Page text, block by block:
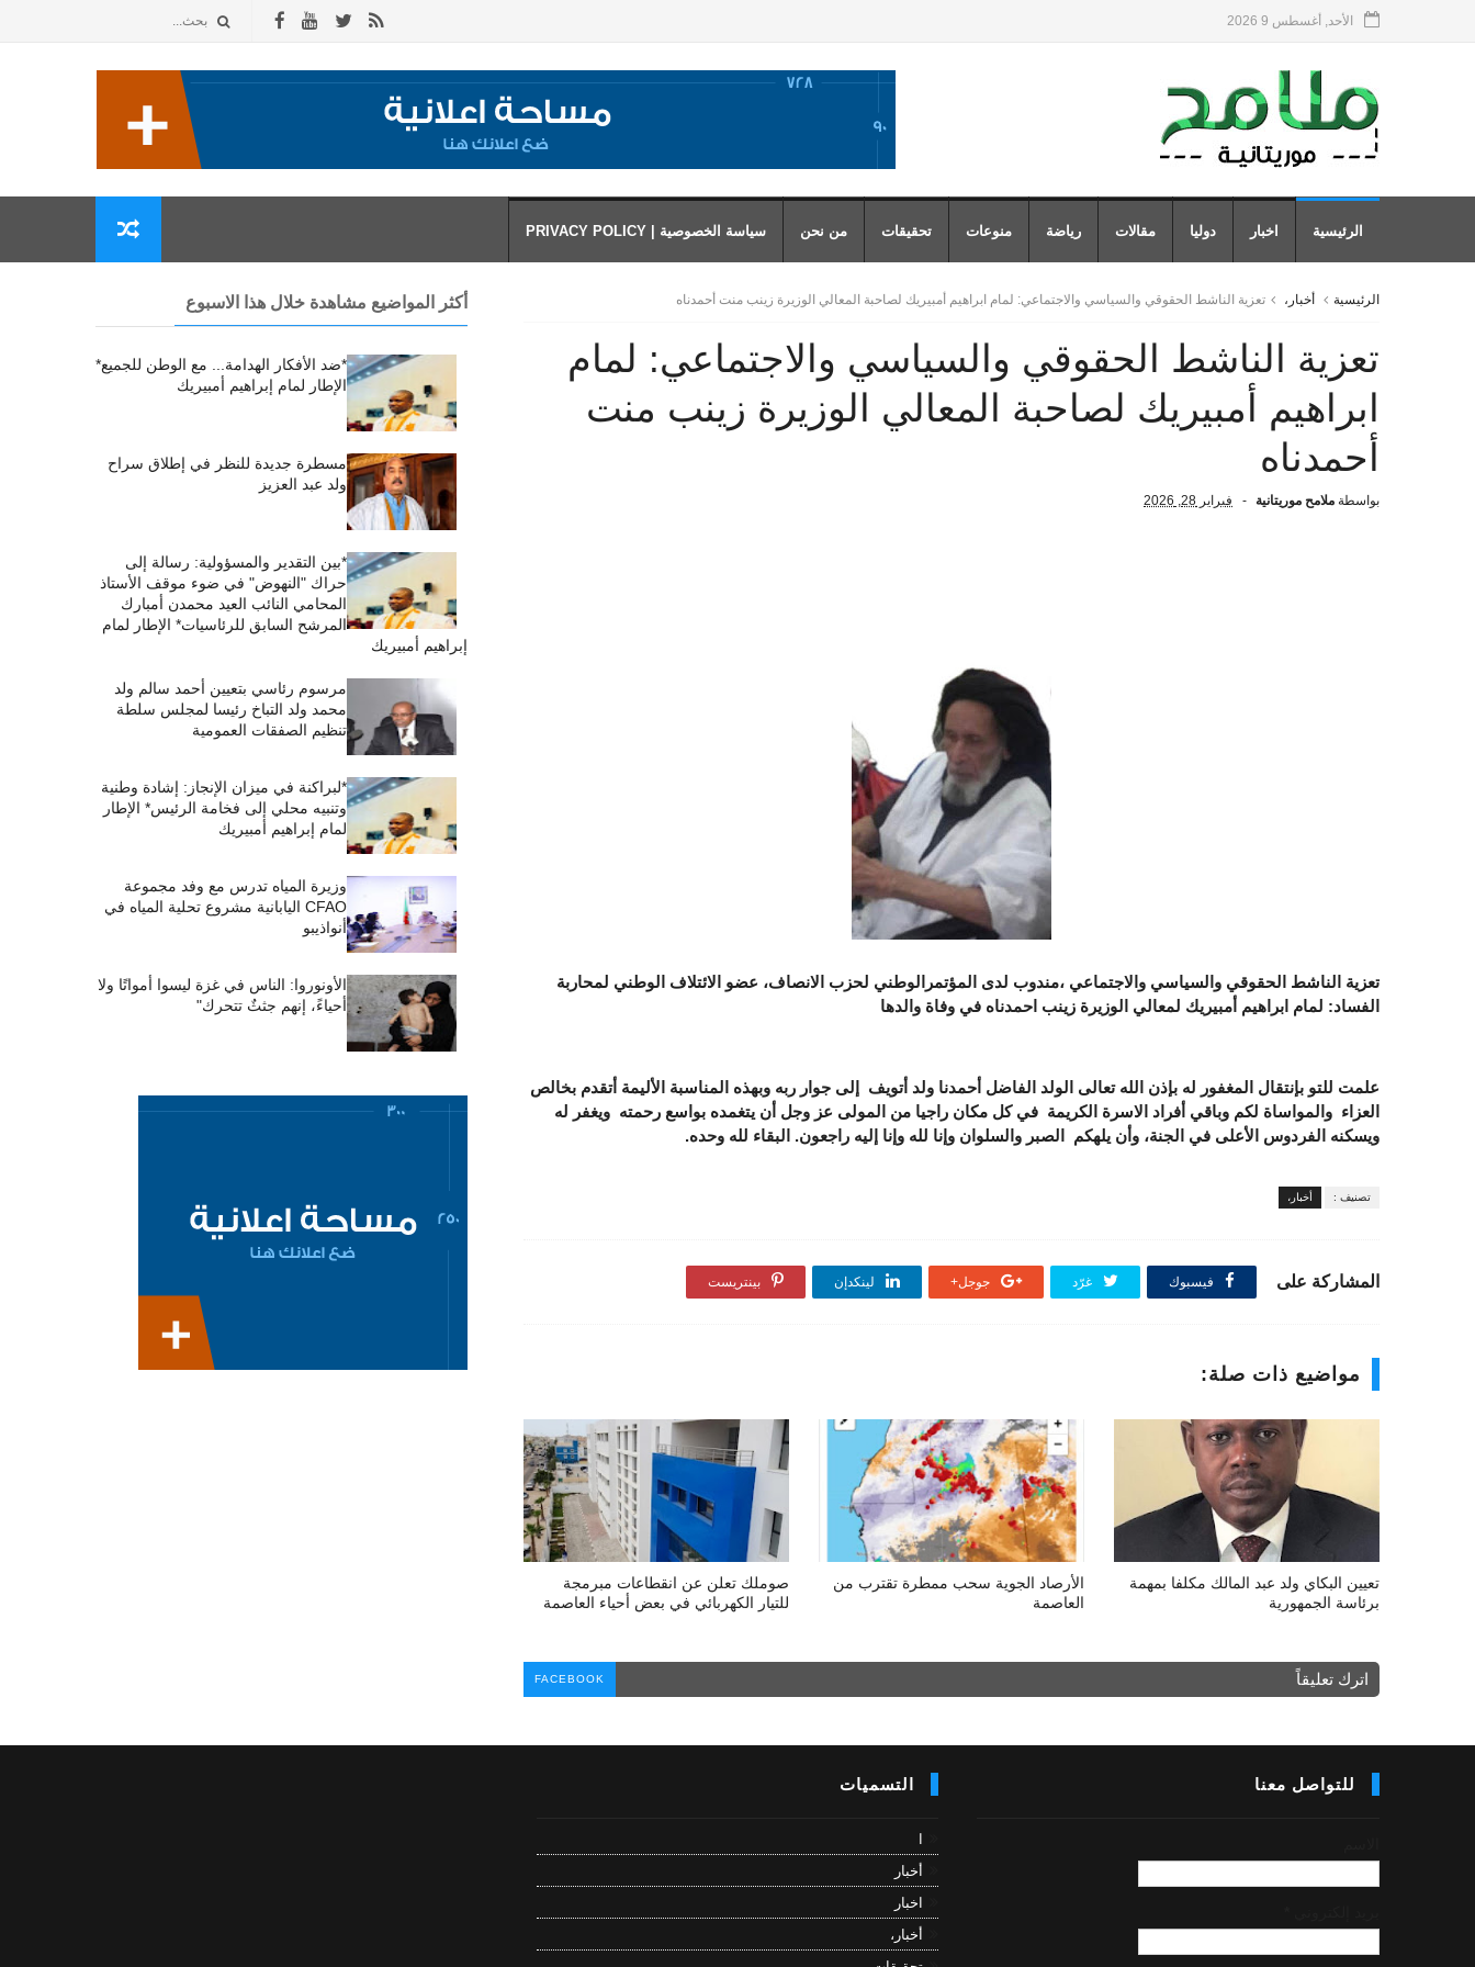
الأحد, أغسطس 9 2026
الرئيسية اخبار دوليا مقالات رياضة منوعات تحقيقات من نحن سياسة الخصوصية | PRIVACY POLICY
الرئيسية أخبار، تعزية الناشط الحقوقي والسياسي والاجتماعي: لمام ابراهيم أمبيريك لصاحبة المعالي الوزيرة زينب منت أحمدناه
تعزية الناشط الحقوقي والسياسي والاجتماعي: لمام
ابراهيم أمبيريك لصاحبة المعالي الوزيرة زينب منت
أحمدناه
بواسطة ملامح موريتانية فبراير 28, 2026
تعزية الناشط الحقوقي والسياسي والاجتماعي ،مندوب لدى المؤتمرالوطني لحزب الانصاف، عضو الائتلاف الوطني لمحاربة
الفساد: لمام ابراهيم أمبيريك لمعالي الوزيرة زينب احمدناه في وفاة والدها
علمت للتو بإنتقال المغفور له بإذن الله تعالى الولد الفاضل أحمدنا ولد أتويف إلى جوار ربه وبهذه المناسبة الأليمة أتقدم بخالص
العزاء والمواساة لكم وباقي أفراد الاسرة الكريمة في كل مكان راجيا من المولى عز وجل أن يتغمده بواسع رحمته ويغفر له
ويسكنه الفردوس الأعلى في الجنة، وأن يلهكم الصبر والسلوان وإنا لله وإنا إليه راجعون. البقاء لله وحده.
تصنيف : أخبار،
المشاركة على فيسبوك غرّد جوجل+ لينكدإن بينتريست
مواضيع ذات صلة:
تعيين البكاي ولد عبد المالك مكلفا بمهمة
برئاسة الجمهورية
الأرصاد الجوية سحب ممطرة تقترب من
العاصمة
صوملك تعلن عن انقطاعات مبرمجة
للتيار الكهربائي في بعض أحياء العاصمة
اترك تعليقاً FACEBOOK
أكثر المواضيع مشاهدة خلال هذا الاسبوع
*ضد الأفكار الهدامة... مع الوطن للجميع*
الإطار لمام إبراهيم أمبيريك
مسطرة جديدة للنظر في إطلاق سراح
ولد عبد العزيز
*بين التقدير والمسؤولية: رسالة إلى
حراك "النهوض" في ضوء موقف الأستاذ
المحامي النائب العيد محمدن أمبارك
المرشح السابق للرئاسيات* الإطار لمام
إبراهيم أمبيريك
مرسوم رئاسي بتعيين أحمد سالم ولد
محمد ولد التباخ رئيسا لمجلس سلطة
تنظيم الصفقات العمومية
*لبراكنة في ميزان الإنجاز: إشادة وطنية
وتنبيه محلي إلى فخامة الرئيس* الإطار
لمام إبراهيم أمبيريك
وزيرة المياه تدرس مع وفد مجموعة
CFAO اليابانية مشروع تحلية المياه في
أنواذيبو
الأونوروا: الناس في غزة ليسوا أمواتًا ولا
أحياءً، إنهم جثثٌ تتحرك"
للتواصل معنا التسميات
أخبار
اخبار
أخبار،